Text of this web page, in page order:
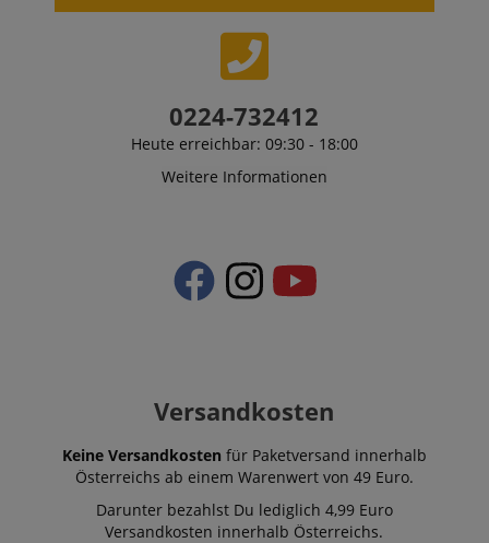
0224-732412
Heute erreichbar: 09:30 - 18:00
Weitere Informationen
Versandkosten
Keine Versandkosten für Paketversand innerhalb
Österreichs ab einem Warenwert von 49 Euro.
Darunter bezahlst Du lediglich 4,99 Euro
Versandkosten innerhalb Österreichs.